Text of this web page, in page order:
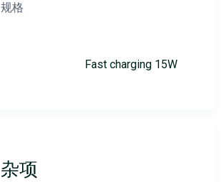
规格
Fast charging 15W
杂项